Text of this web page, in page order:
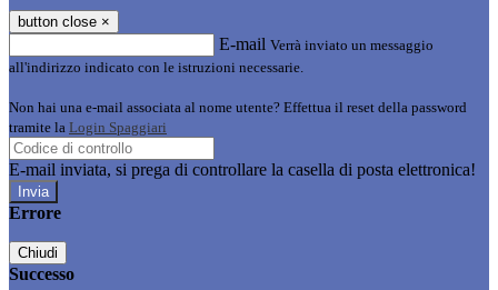
button close ×
E-mail Verrà inviato un messaggio
all'indirizzo indicato con le istruzioni necessarie.
Non hai una e-mail associata al nome utente? Effettua il reset della password
tramite la Login Spaggiari
E-mail inviata, si prega di controllare la casella di posta elettronica!
Errore
Chiudi
Successo